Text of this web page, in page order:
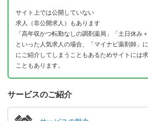
サイト上では公開していない
求人（非公開求人）もあります
「高年収かつ転勤なしの調剤薬局」「土日休み
といった人気求人の場合、「マイナビ薬剤師」
にご紹介してしまうこともあるためサイトには
こともあります。
サービスのご紹介